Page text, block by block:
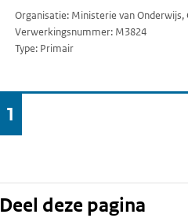
Organisatie: Ministerie van
Verwerkingsnummer: M3824
Type: Primair
naar
Pagina
1
Deel deze pagina